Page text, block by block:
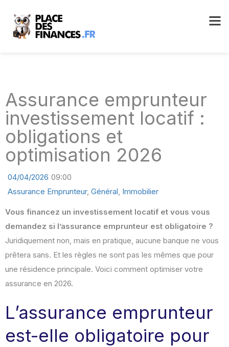
Assurance emprunteur
investissement locatif :
obligations et
optimisation 2026
04/04/2026 09:00
Assurance Emprunteur, Général, Immobilier
Vous financez un investissement locatif et vous vous
demandez si l’assurance emprunteur est obligatoire ?
Juridiquement non, mais en pratique, aucune banque ne vous
prêtera sans. Et les règles ne sont pas les mêmes que pour
une résidence principale. Voici comment optimiser votre
assurance en 2026.
L’assurance emprunteur
est-elle obligatoire pour